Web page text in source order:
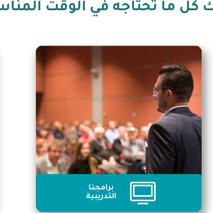
كل ما تحتاجه في الوقت
برامجنا
التدريبية